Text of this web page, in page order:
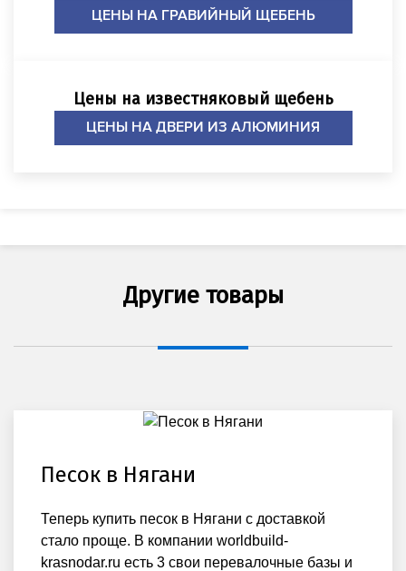
ЦЕНЫ НА ГРАВИЙНЫЙ ЩЕБЕНЬ
Цены на известняковый щебень
ЦЕНЫ НА ДВЕРИ ИЗ АЛЮМИНИЯ
Другие товары
Песок в Нягани
Теперь купить песок в Нягани с доставкой
стало проще. В компании worldbuild-
krasnodar.ru есть 3 свои перевалочные базы и